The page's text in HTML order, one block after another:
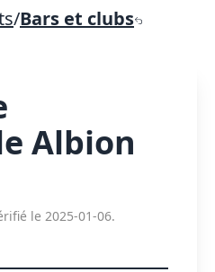
/Bars et clubs
Albion
le 2025-01-06.